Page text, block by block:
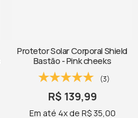
Protetor Solar Corporal Shield
Bastão - Pink cheeks
(3)
R$ 139,99
Em até 4x de R$ 35,00